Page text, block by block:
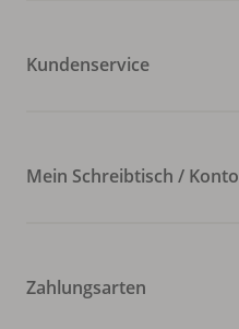
Kundenservice
Mein Schreibtisch / Konto
Zahlungsarten